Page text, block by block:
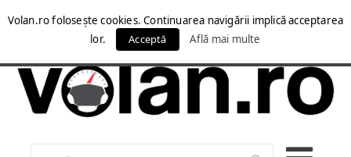
Volan.ro folosește cookies. Continuarea navigării implică acceptarea
lor.
Acceptă Află mai multe